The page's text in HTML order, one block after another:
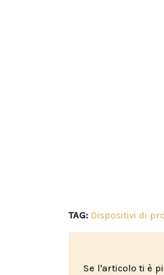
TAG: Dispositivi di
Se l'articolo ti è